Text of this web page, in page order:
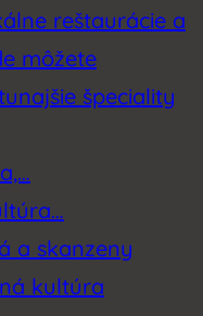
reštaurácie a
môžete
špeciality
a skanzeny
kultúra